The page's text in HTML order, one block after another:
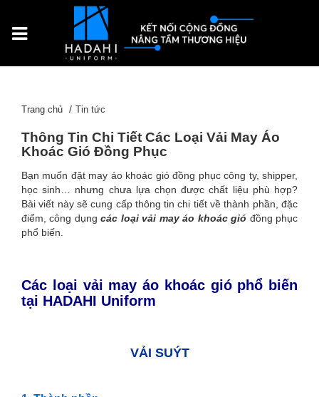
Trang chủ Tin tức
Thông Tin Chi Tiết Các Loại Vải May Áo
Khoác Gió Đồng Phục
Bạn muốn đặt may áo khoác gió đồng phục công ty, shipper,
học sinh… nhưng chưa lựa chọn được chất liệu phù hợp?
Bài viết này sẽ cung cấp thông tin chi tiết về thành phần, đặc
điểm, công dụngcác loại vải may áo khoác gió đồng phục
phổ biến.
Các loại vải may áo khoác gió phổ biến
tại HADAHI Uniform
VẢI SUÝT